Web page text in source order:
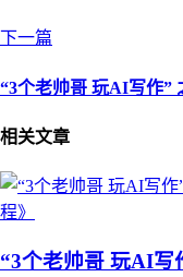
下一篇
“3个老帅哥 玩AI写作”
相关文章
“3个老帅哥 玩AI写